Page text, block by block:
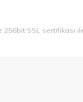
256bit SSL sertifikası